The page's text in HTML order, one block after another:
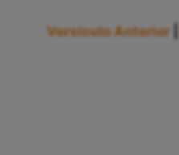
Versículo Anterior